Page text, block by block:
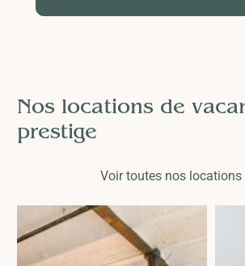
Nos locations de
prestige
Voir toutes nos locations